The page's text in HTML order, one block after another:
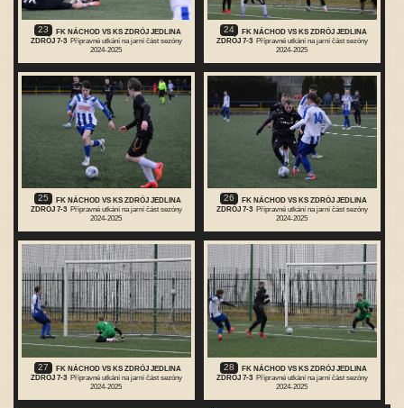
23
FK NÁCHOD VS KS ZDRÓJ JEDLINA
ZDRÓJ 7-3 Přípravné utkání na jarní část sezóny
2024-2025
24
FK NÁCHOD VS KS ZDRÓJ JEDLINA
ZDRÓJ 7-3 Přípravné utkání na jarní část sezóny
2024-2025
25
FK NÁCHOD VS KS ZDRÓJ JEDLINA
ZDRÓJ 7-3 Přípravné utkání na jarní část sezóny
2024-2025
26
FK NÁCHOD VS KS ZDRÓJ JEDLINA
ZDRÓJ 7-3 Přípravné utkání na jarní část sezóny
2024-2025
27
FK NÁCHOD VS KS ZDRÓJ JEDLINA
ZDRÓJ 7-3 Přípravné utkání na jarní část sezóny
2024-2025
28
FK NÁCHOD VS KS ZDRÓJ JEDLINA
ZDRÓJ 7-3 Přípravné utkání na jarní část sezóny
2024-2025